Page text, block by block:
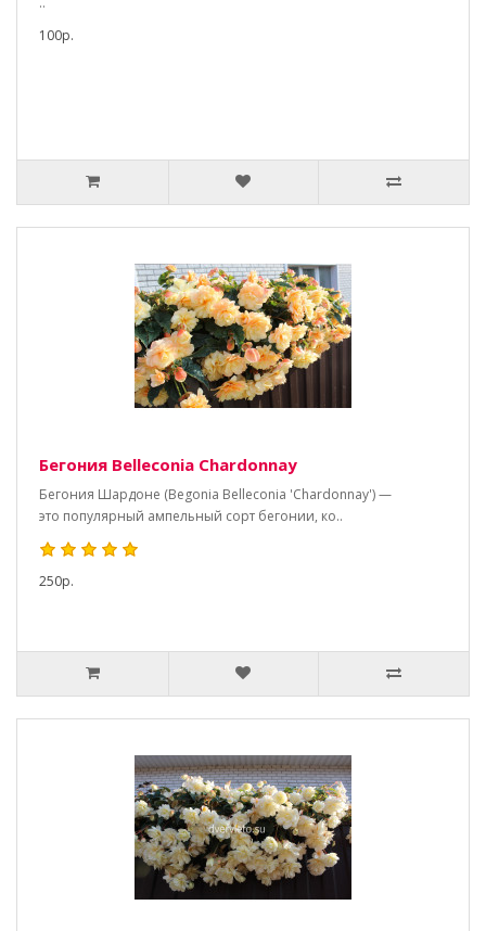
100р.
Бегония Belleconia Chardonnay
Бегония Шардоне (Begonia Belleconia 'Chardonnay') —
это популярный ампельный сорт бегонии, ко..
250р.